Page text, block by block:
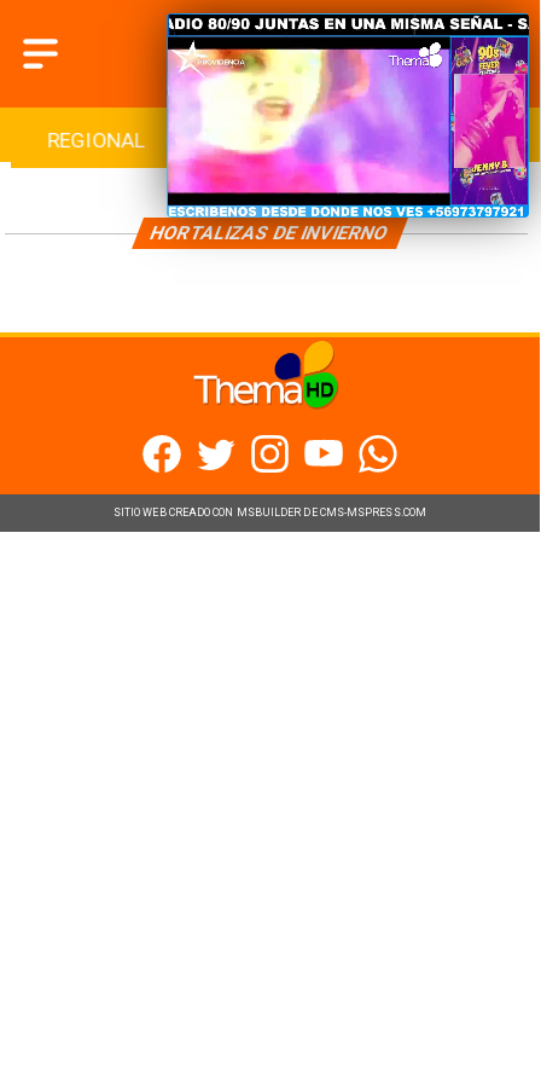
REGIONAL INTERNACIONAL DEPORTES
HORTALIZAS DE INVIERNO
SITIO WEB CREADO CON MSBUILDER DE CMS-MSPRESS.COM